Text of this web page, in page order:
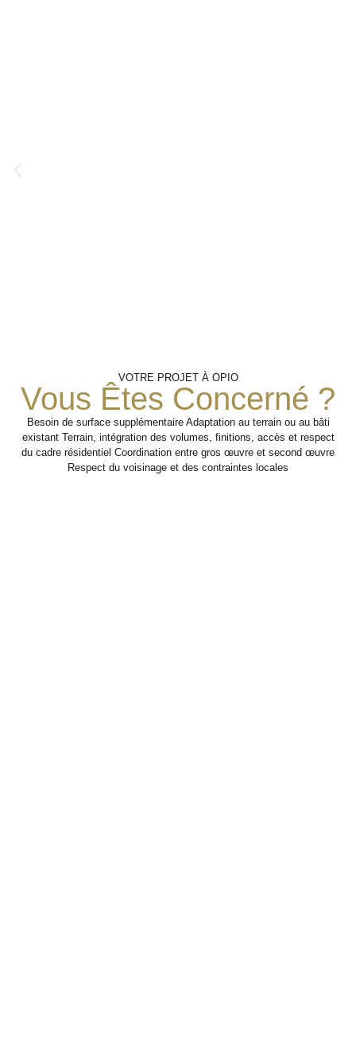
Usages
Extérieurs
Identification des
besoins : accès,
Préparation
Du Terrain
Organisation des
travaux en tenant
compte des
contraintes d’accès,
Réalisation Des
Aménagements
Mise en œuvre des travaux
extérieurs pour améliorer
l’usage, l’esthétique et la
fonctionnalité du bien.
VOTRE PROJET À OPIO
Vous Êtes Concerné ?
Besoin de surface supplémentaire Adaptation au terrain ou au bâti
existant Terrain, intégration des volumes, finitions, accès et respect
du cadre résidentiel Coordination entre gros œuvre et second œuvre
Respect du voisinage et des contraintes locales